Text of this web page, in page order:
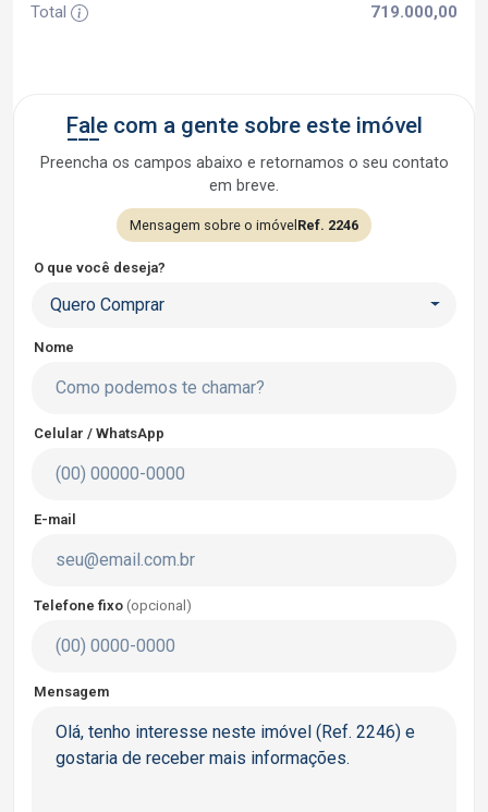
Total
719.000,00
Fale com a gente sobre este imóvel
Preencha os campos abaixo e retornamos o seu contato
em breve.
Mensagem sobre o imóvelRef. 2246
O que você deseja?
Quero Comprar
Nome
Celular / WhatsApp
E-mail
Telefone fixo (opcional)
Mensagem